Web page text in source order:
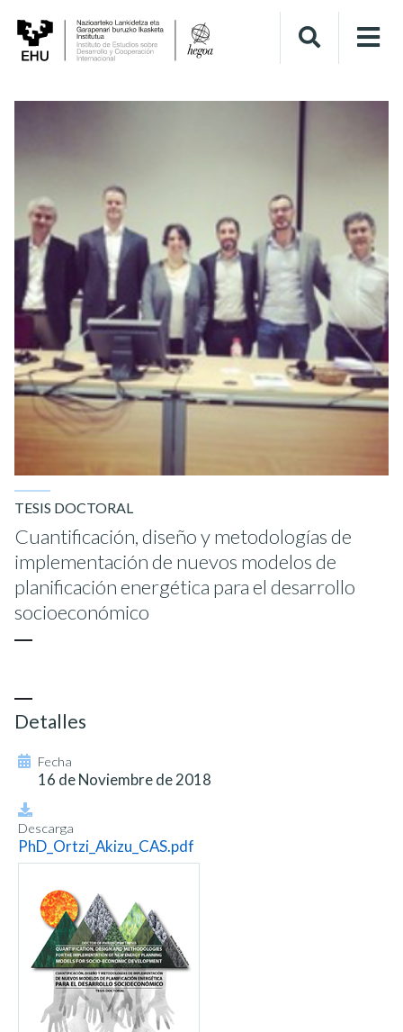
TESIS DOCTORAL
Cuantificación, diseño y metodologías de
implementación de nuevos modelos de
planificación energética para el desarrollo
socioeconómico
Detalles
Fecha
16 de Noviembre de 2018
Descarga
PhD_Ortzi_Akizu_CAS.pdf